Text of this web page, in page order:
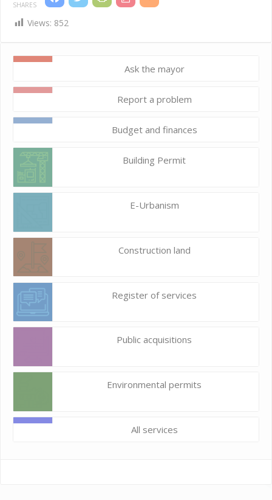
SHARES
Views: 852
Ask the mayor
Report a problem
Budget and finances
Building Permit
E-Urbanism
Construction land
Register of services
Public acquisitions
Environmental permits
All services